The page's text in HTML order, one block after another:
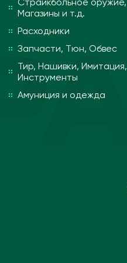
Страйкбольное оружие,
Магазины и т.д.
Расходники
Запчасти, Тюн, Обвес
Тир, Нашивки, Имитация,
Инструменты
Амуниция и одежда